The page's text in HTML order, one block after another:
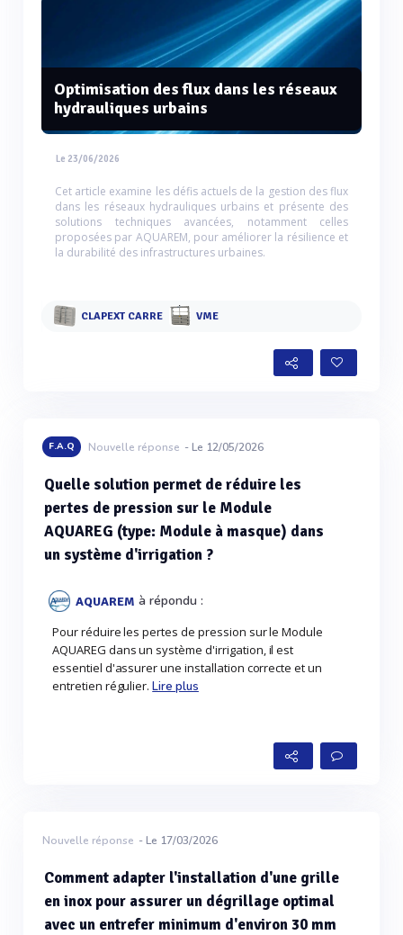
Optimisation des flux dans les réseaux
hydrauliques urbains
Le 23/06/2026
Cet article examine les défis actuels de la gestion des flux
dans les réseaux hydrauliques urbains et présente des
solutions techniques avancées, notamment celles
proposées par AQUAREM, pour améliorer la résilience et
la durabilité des infrastructures urbaines.
CLAPEXT CARRE VME
F.A.Q Nouvelle réponse - Le 12/05/2026
Quelle solution permet de réduire les
pertes de pression sur le Module
AQUAREG (type: Module à masque) dans
un système d'irrigation ?
AQUAREM à répondu :
Pour réduire les pertes de pression sur le Module
AQUAREG dans un système d'irrigation, il est
essentiel d'assurer une installation correcte et un
entretien régulier.Lire plus
Nouvelle réponse - Le 17/03/2026
Comment adapter l'installation d'une grille
en inox pour assurer un dégrillage optimal
avec un entrefer minimum d'environ 30 mm